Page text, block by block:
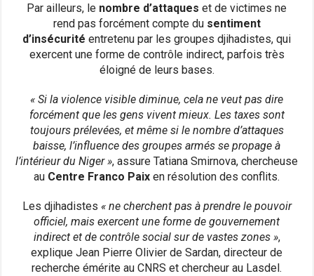
Par ailleurs, le nombre d’attaques et de victimes ne
rend pas forcément compte du sentiment
d’insécurité entretenu par les groupes djihadistes, qui
exercent une forme de contrôle indirect, parfois très
éloigné de leurs bases.
« Si la violence visible diminue, cela ne veut pas dire
forcément que les gens vivent mieux. Les taxes sont
toujours prélevées, et même si le nombre d’attaques
baisse, l’influence des groupes armés se propage à
l’intérieur du Niger », assure Tatiana Smirnova, chercheuse
au Centre Franco Paix en résolution des conflits.
Les djihadistes « ne cherchent pas à prendre le pouvoir
officiel, mais exercent une forme de gouvernement
indirect et de contrôle social sur de vastes zones »,
explique Jean Pierre Olivier de Sardan, directeur de
recherche émérite au CNRS et chercheur au Lasdel.